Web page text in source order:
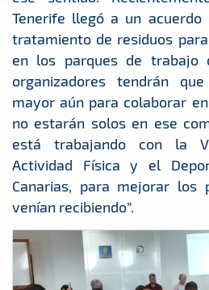
Tenerife llegó a un acuerdo
tratamiento de residuos
en los parques de trabajo
organizadores tendrán
mayor aún para colaborar
no estarán solos en ese
está trabajando con la
Actividad Física y el
Canarias, para mejorar los
venían recibiendo”.